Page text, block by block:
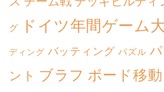
グ ドイツ年間ゲーム
ディング バッティング パズル
ント ブラフ ボード移動